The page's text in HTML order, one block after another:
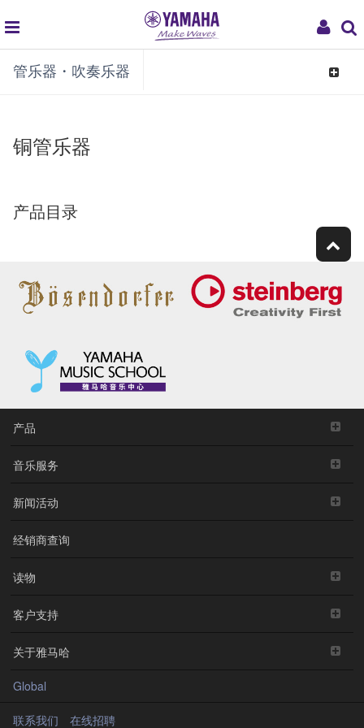
My
global
navigation
管乐器・吹奏乐器
Toggle
铜管乐器
产品目录
产品
音乐服务
新闻活动
经销商查询
读物
客户支持
关于雅马哈
Global
联系我们
在线招聘